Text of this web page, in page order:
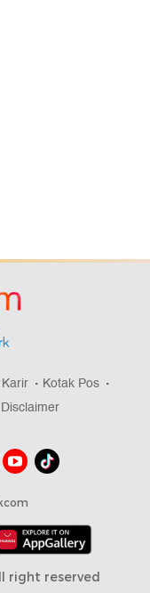
Karir
Kotak Pos
Disclaimer
right reserved